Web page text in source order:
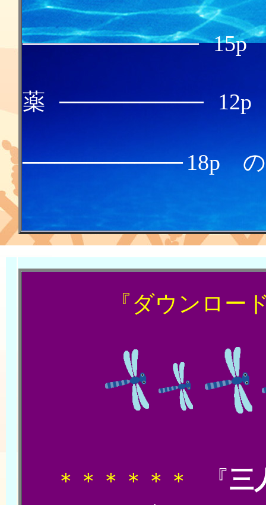
月夜の
─────────── 15p
薬 ─────────
12p
────────── 18p の
『ダウンロー
＊＊＊＊＊＊ 『三